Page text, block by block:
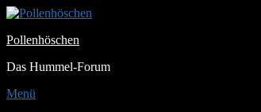
Zum
springen
Pollenhöschen
Das Hummel-Forum
Menü